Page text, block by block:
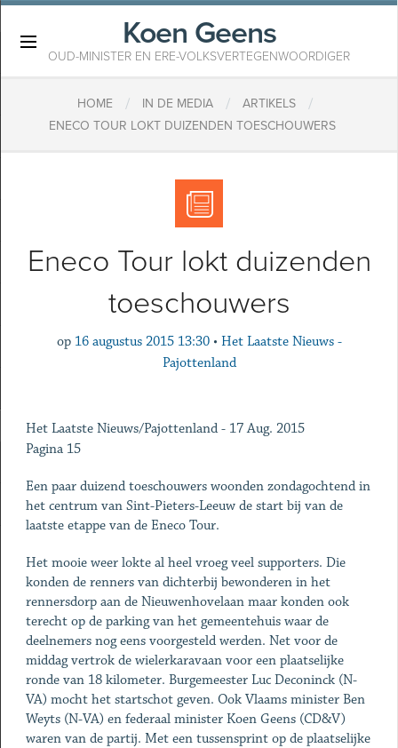
Koen Geens
OUD-MINISTER EN ERE-VOLKSVERTEGENWOORDIGER
HOME / IN DE MEDIA / ARTIKELS /
ENECO TOUR LOKT DUIZENDEN TOESCHOUWERS
Eneco Tour lokt duizenden
toeschouwers
op 16 augustus 2015 13:30 • Het Laatste Nieuws -
Pajottenland
Het Laatste Nieuws/Pajottenland - 17 Aug. 2015
Pagina 15
Een paar duizend toeschouwers woonden zondagochtend in
het centrum van Sint-Pieters-Leeuw de start bij van de
laatste etappe van de Eneco Tour.
Het mooie weer lokte al heel vroeg veel supporters. Die
konden de renners van dichterbij bewonderen in het
rennersdorp aan de Nieuwenhovelaan maar konden ook
terecht op de parking van het gemeentehuis waar de
deelnemers nog eens voorgesteld werden. Net voor de
middag vertrok de wielerkaravaan voor een plaatselijke
ronde van 18 kilometer. Burgemeester Luc Deconinck (N-
VA) mocht het startschot geven. Ook Vlaams minister Ben
Weyts (N-VA) en federaal minister Koen Geens (CD&V)
waren van de partij. Met een tussensprint op de plaatselijke